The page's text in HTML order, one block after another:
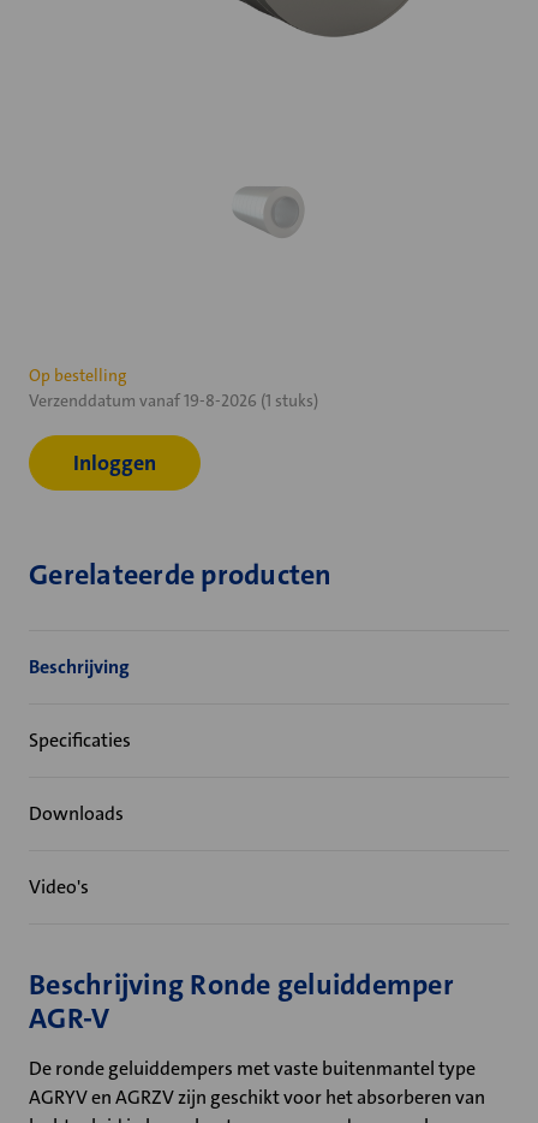
Huidige
voorraad:
Op bestelling
Verzenddatum vanaf 19-8-2026 (1 stuks)
Inloggen
Gerelateerde producten
Beschrijving
Specificaties
Downloads
Video's
Beschrijving Ronde geluiddemper
AGR-V
De ronde geluiddempers met vaste buitenmantel type
AGRYV en AGRZV zijn geschikt voor het absorberen van